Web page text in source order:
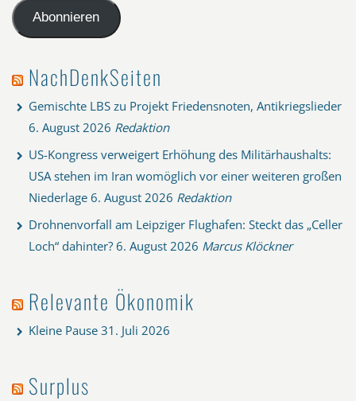
AdresseAbonnieren
NachDenkSeiten
Gemischte LBS zu Projekt Friedensnoten, Antikriegslieder
6. August 2026 Redaktion
US-Kongress verweigert Erhöhung des Militärhaushalts:
USA stehen im Iran womöglich vor einer weiteren großen
Niederlage 6. August 2026 Redaktion
Drohnenvorfall am Leipziger Flughafen: Steckt das „Celler
Loch“ dahinter? 6. August 2026 Marcus Klöckner
Relevante Ökonomik
Kleine Pause 31. Juli 2026
Surplus